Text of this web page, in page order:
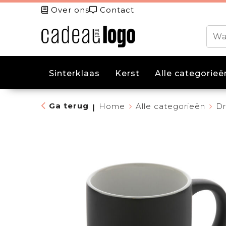
Over ons Contact
Sinterklaas Kerst Alle
Ga terug | Home Alle categorieën